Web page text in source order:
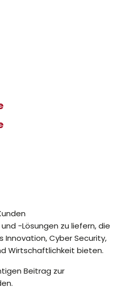
-Lösungen zu liefern, die
Cyber Security,
Wirtschaftlichkeit bieten.
Beitrag zur